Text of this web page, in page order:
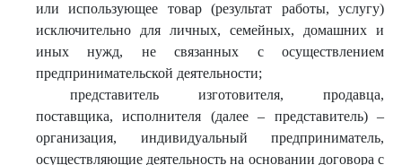
или использующее товар (результат работы, услугу)
исключительно для личных, семейных, домашних и
иных нужд, не связанных с осуществлением
предпринимательской деятельности;
представитель изготовителя, продавца,
поставщика, исполнителя (далее – представитель) –
организация, индивидуальный предприниматель,
осуществляющие деятельность на основании договора с